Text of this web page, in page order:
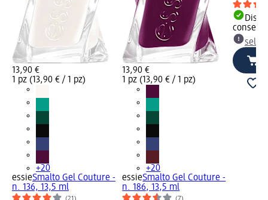
13,90 €
1 pz (13,90 € / 1 pz)
+20
essieSmalto Gel Couture -
n. 136, 13,5 ml
13,90 €
1 pz (13,90 € / 1 pz)
+20
essieSmalto Gel Couture -
n. 186, 13,5 ml